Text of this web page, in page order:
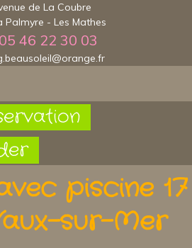
de La Coubre
Palmyre - Les Mathes
46 22 30 03
piscine 17
sur-Mer